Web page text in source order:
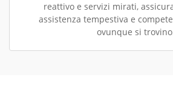
reattivo e servizi mirati,
assistenza tempestiva e
ovunque si